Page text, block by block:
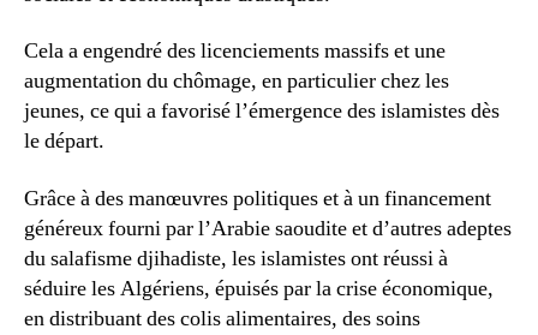
Cela a engendré des licenciements massifs et une
augmentation du chômage, en particulier chez les
jeunes, ce qui a favorisé l’émergence des islamistes dès
le départ.
Grâce à des manœuvres politiques et à un financement
généreux fourni par l’Arabie saoudite et d’autres adeptes
du salafisme djihadiste, les islamistes ont réussi à
séduire les Algériens, épuisés par la crise économique,
en distribuant des colis alimentaires, des soins